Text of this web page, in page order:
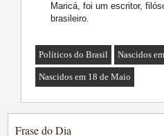
Maricá, foi um escritor,
brasileiro.
Políticos do Brasil Nascidos
Nascidos em 18 de Maio
Frase do Dia